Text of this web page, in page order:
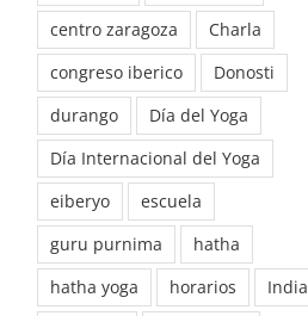
centro zaragoza
Charla
congreso iberico
Donosti
durango
Día del Yoga
Día Internacional del Yoga
eiberyo
escuela
guru purnima
hatha
hatha yoga
horarios
India